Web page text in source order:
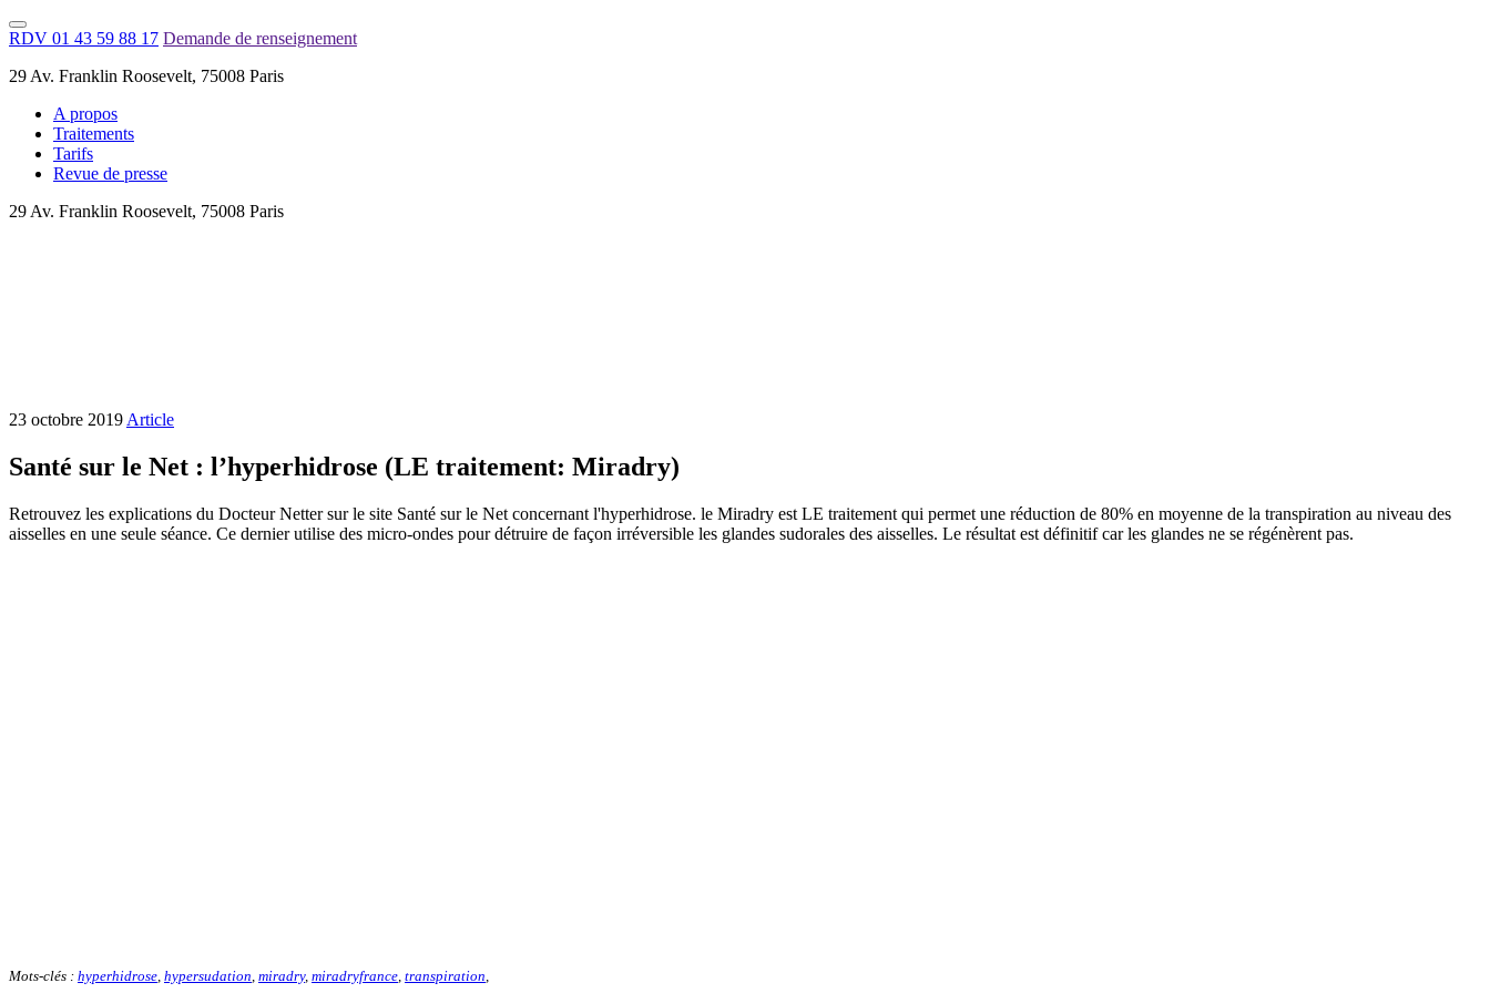
RDV 01 43 59 88 17 Demande de renseignement
29 Av. Franklin Roosevelt, 75008 Paris
A propos
Traitements
Tarifs
Revue de presse
29 Av. Franklin Roosevelt, 75008 Paris
23 octobre 2019 Article
Santé sur le Net : l’hyperhidrose (LE traitement: Miradry)
Retrouvez les explications du Docteur Netter sur le site Santé sur le Net concernant l'hyperhidrose. le Miradry est LE traitement qui permet une réduction de 80% en moyenne de la transpiration au niveau des
aisselles en une seule séance. Ce dernier utilise des micro-ondes pour détruire de façon irréversible les glandes sudorales des aisselles. Le résultat est définitif car les glandes ne se régénèrent pas.
Mots-clés : hyperhidrose hypersudation miradry, miradryfrance transpiration